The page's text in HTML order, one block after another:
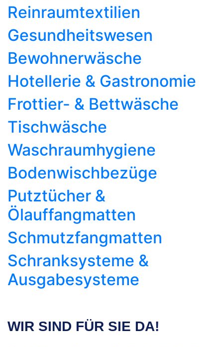
Reinraumtextilien
Gesundheitswesen
Bewohnerwäsche
Hotellerie & Gastronomie
Frottier- & Bettwäsche
Tischwäsche
Waschraumhygiene
Bodenwischbezüge
Putztücher &
Ölauffangmatten
Schmutzfangmatten
Schranksysteme &
Ausgabesysteme
WIR SIND FÜR SIE DA!